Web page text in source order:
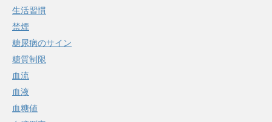
生活習慣
禁煙
糖尿病のサイン
糖質制限
血流
血液
血糖値